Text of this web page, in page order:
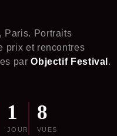
Portraits
prix et rencontres
parObjectif Festival .
1
JOUR
8
VUES